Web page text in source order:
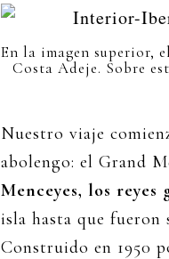
En la imagen superior,
Costa Adeje. Sobre
Nuestro viaje
abolengo: el Grand
Menceyes, los reyes
isla hasta que fueron
Construido en 1950